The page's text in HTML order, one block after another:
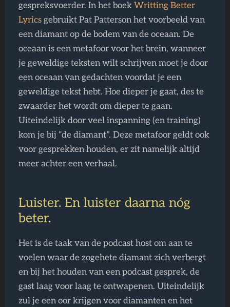
gespreksvoerder. In het boekWritting Better
Lyrics gebruikt Pat Patterson het voorbeeld van
een diamant op de bodem van de oceaan. De
oceaan is een metafoor voor het brein, wanneer
je geweldige teksten wilt schrijven moet je door
een oceaan van gedachten voordat je een
geweldige tekst hebt. Hoe dieper je gaat, des te
zwaarder het wordt om dieper te gaan.
Uiteindelijk door veel inspanning (en training)
kom je bij “de diamant”. Deze metafoor geldt ook
voor gesprekken houden, er zit namelijk altijd
meer achter een verhaal.
Luister. En luister daarna nóg
beter.
Het is de taak van de podcast host om aan te
voelen waar de zogehete diamant zich verbergt
en bij het houden van een podcast gesprek, de
gast laag voor laag te ontwapenen. Uiteindelijk
zul je een oor krijgen voor diamanten en het